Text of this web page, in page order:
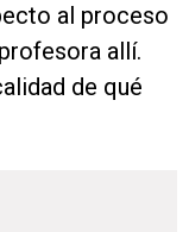
al proceso
allí.
de qué